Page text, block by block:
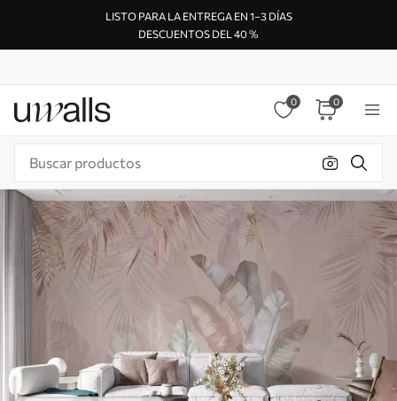
LISTO PARA LA ENTREGA EN 1–3 DÍAS
DESCUENTOS DEL 40 %
0 0